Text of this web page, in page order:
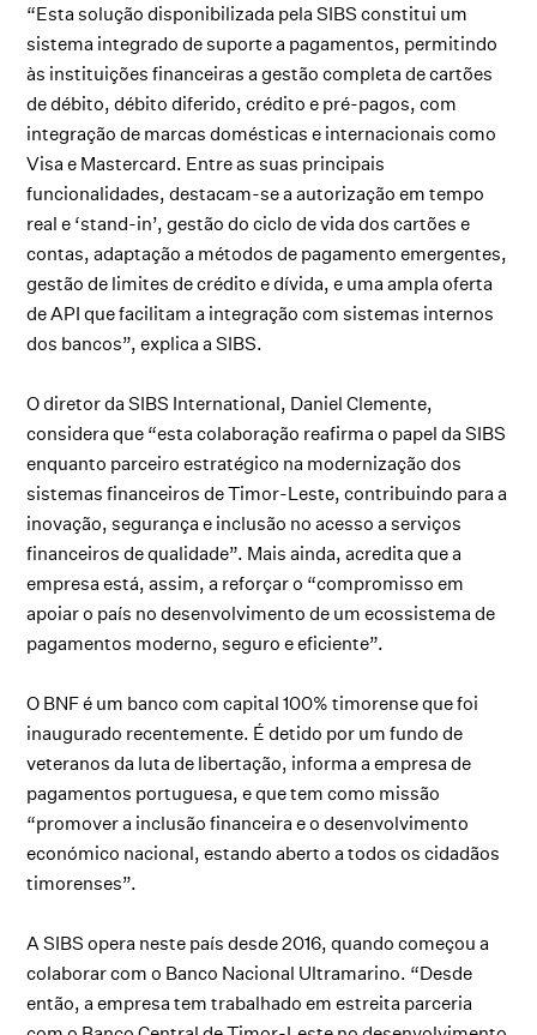
“Esta solução disponibilizada pela SIBS constitui um
sistema integrado de suporte a pagamentos, permitindo
às instituições financeiras a gestão completa de cartões
de débito, débito diferido, crédito e pré-pagos, com
integração de marcas domésticas e internacionais como
Visa e Mastercard. Entre as suas principais
funcionalidades, destacam-se a autorização em tempo
real e ‘stand-in’, gestão do ciclo de vida dos cartões e
contas, adaptação a métodos de pagamento emergentes,
gestão de limites de crédito e dívida, e uma ampla oferta
de API que facilitam a integração com sistemas internos
dos bancos”, explica a SIBS.
O diretor da SIBS International, Daniel Clemente,
considera que “esta colaboração reafirma o papel da SIBS
enquanto parceiro estratégico na modernização dos
sistemas financeiros de Timor-Leste, contribuindo para a
inovação, segurança e inclusão no acesso a serviços
financeiros de qualidade”. Mais ainda, acredita que a
empresa está, assim, a reforçar o “compromisso em
apoiar o país no desenvolvimento de um ecossistema de
pagamentos moderno, seguro e eficiente”.
O BNF é um banco com capital 100% timorense que foi
inaugurado recentemente. É detido por um fundo de
veteranos da luta de libertação, informa a empresa de
pagamentos portuguesa, e que tem como missão
“promover a inclusão financeira e o desenvolvimento
económico nacional, estando aberto a todos os cidadãos
timorenses”.
A SIBS opera neste país desde 2016, quando começou a
colaborar com o Banco Nacional Ultramarino. “Desde
então, a empresa tem trabalhado em estreita parceria